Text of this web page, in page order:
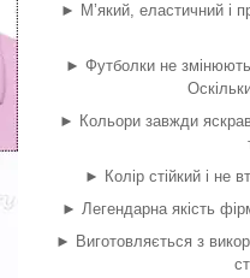
► М’який, еластичний і
► Футболки не змінюють
► Кольори завжди
► Колір стійкий і не
► Легендарна якість
► Виготовляється з